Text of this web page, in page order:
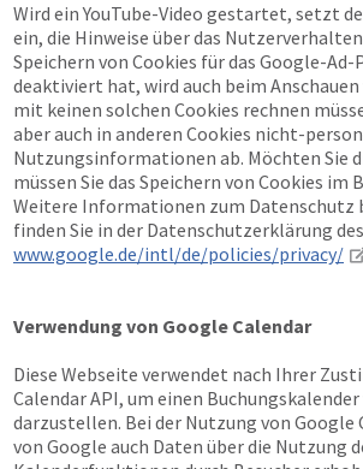
Wird ein YouTube-Video gestartet, setzt
ein, die Hinweise über das
Speichern von Cookies für das Google-
deaktiviert hat, wird auch beim Anschauen
mit keinen solchen Cookies rechnen
aber auch in anderen Cookies nicht-
Nutzungsinformationen ab. Möchten Sie
müssen Sie das Speichern von Cookies im
Weitere Informationen zum Datenschutz
finden Sie in der Datenschutzerklärung
www.google.de/intl/de/policies/privacy/
Verwendung von Google Calendar
Diese Webseite verwendet nach Ihrer
Calendar API, um einen
darzustellen. Bei der Nutzung von Google
von Google auch Daten über die Nutzung